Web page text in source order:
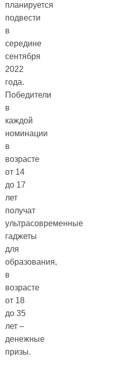
планируется
подвести
в
середине
сентября
2022
года.
Победители
в
каждой
номинации
в
возрасте
от 14
до 17
лет
получат
ультрасовременные
гаджеты
для
образования,
в
возрасте
от 18
до 35
лет –
денежные
призы.